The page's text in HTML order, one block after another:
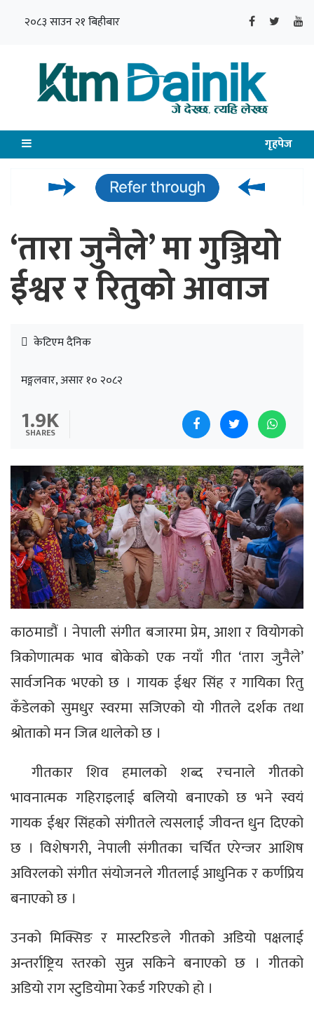
२०८३ साउन २१ बिहीबार
गृहपेज
‘तारा जुनैले’ मा गुञ्जियो
ईश्वर र रितुको आवाज
केटिएम दैनिक
मङ्गलवार, असार १० २०८२
1.9K
SHARES
काठमाडौं । नेपाली संगीत बजारमा प्रेम, आशा र वियोगको
त्रिकोणात्मक भाव बोकेको एक नयाँ गीत ‘तारा जुनैले’
सार्वजनिक भएको छ । गायक ईश्वर सिंह र गायिका रितु
कँडेलको सुमधुर स्वरमा सजिएको यो गीतले दर्शक तथा
श्रोताको मन जित्न थालेको छ ।
गीतकार शिव हमालको शब्द रचनाले गीतको
भावनात्मक गहिराइलाई बलियो बनाएको छ भने स्वयं
गायक ईश्वर सिंहको संगीतले त्यसलाई जीवन्त धुन दिएको
छ । विशेषगरी, नेपाली संगीतका चर्चित एरेन्जर आशिष
अविरलको संगीत संयोजनले गीतलाई आधुनिक र कर्णप्रिय
बनाएको छ ।
उनको मिक्सिङ र मास्टरिङले गीतको अडियो पक्षलाई
अन्तर्राष्ट्रिय स्तरको सुन्न सकिने बनाएको छ । गीतको
अडियो राग स्टुडियोमा रेकर्ड गरिएको हो ।